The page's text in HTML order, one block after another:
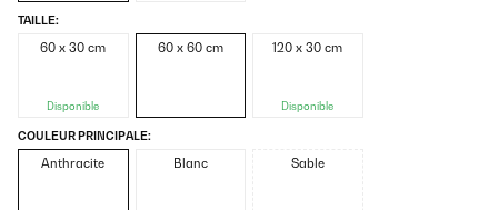
TAILLE:
60 x 30 cm
Disponible
60 x 60 cm 120 x 30 cm
Disponible
COULEUR PRINCIPALE:
Anthracite Blanc Sable